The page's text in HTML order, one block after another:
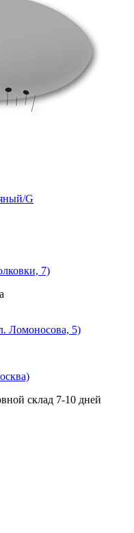
G
7)
Ломоносова, 5)
склад 7-10 дней